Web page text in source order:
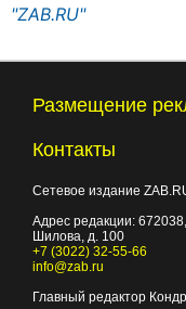
"ZAB.RU"
Размещение
Контакты
Сетевое издание
Адрес редакции: 672038
Шилова, д. 100
+7 (3022) 32-55-66
info@zab.ru
Главный редактор